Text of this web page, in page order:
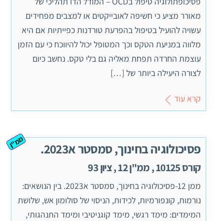
מאורר מציע כי חשיפה לאובייקטים או למצבים מפחידים
עשויה להועיל בטיפול בהפרעת טורדנות כפייתיות אם היא
מלווה במניעת הטקס וכך המטופל יכול להיווכח כי עם הזמן
עוצמת החרדה תפחת מאליה גם בלי טקס. נחשב כיום
לצורה היעילה ביותר של […]
קרא עוד
פסיכולוגיה בחינוך, סמסטר א2023.
קורס 10125 , ממ"ן 12 , ציון 93
ממ"ן
ממן 12-פסיכולוגיה בחינוך, סמסטר א2023. בין הנושאים:
נורמות, קונפורמיות, לכידות, הניסוי של סולומון אש, שלושת
המימדים: מימד רגשי, מימד קוגניטיבי ומימד התנהגותי,